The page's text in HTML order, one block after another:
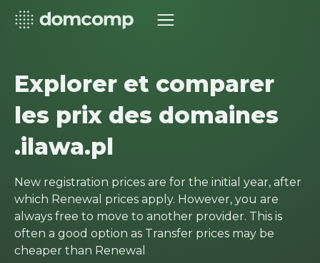
Explorer et comparer
les prix des domaines
.ilawa.pl
New registration prices are for the initial year, after
which Renewal prices apply. However, you are
always free to move to another provider. This is
often a good option as Transfer prices may be
cheaper than Renewal